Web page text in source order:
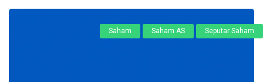
Saham Saham AS Seputar Saham